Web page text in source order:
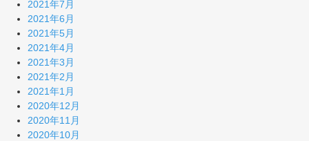
2021年7月
2021年6月
2021年5月
2021年4月
2021年3月
2021年2月
2021年1月
2020年12月
2020年11月
2020年10月